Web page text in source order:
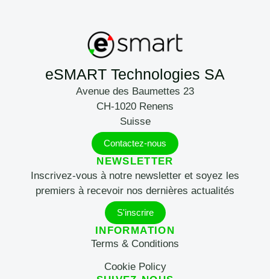
eSMART Technologies SA
Avenue des Baumettes 23
CH-1020 Renens
Suisse
Contactez-nous
NEWSLETTER
Inscrivez-vous à notre newsletter et soyez les
premiers à recevoir nos dernières actualités
S'inscrire
INFORMATION
Terms & Conditions
Cookie Policy